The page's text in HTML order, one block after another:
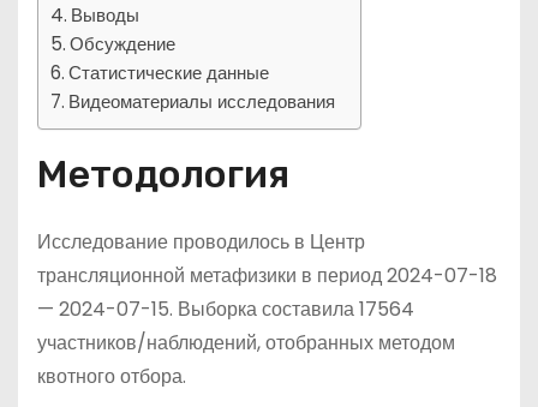
Выводы
Обсуждение
Статистические данные
Видеоматериалы исследования
Методология
Исследование проводилось в Центр
трансляционной метафизики в период 2024-07-18
— 2024-07-15. Выборка составила 17564
участников/наблюдений, отобранных методом
квотного отбора.